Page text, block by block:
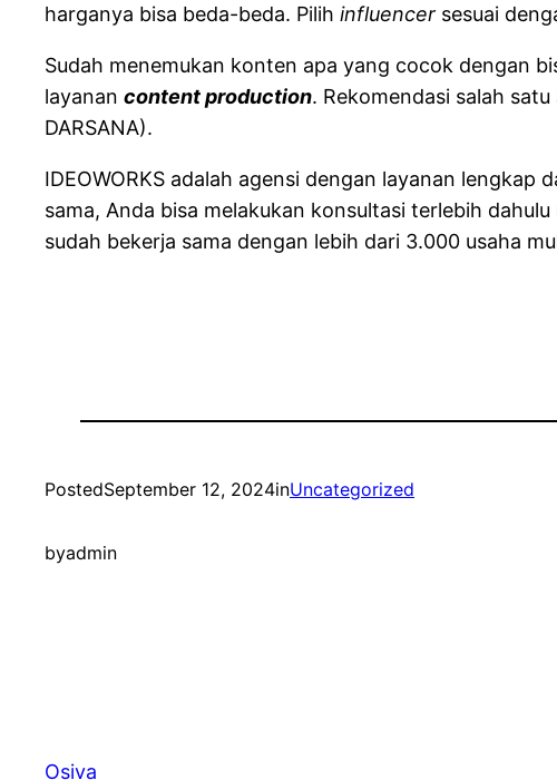
harganya bisa beda-beda. Pilih influencer sesuai
Sudah menemukan konten apa yang cocok dengan
layanan content production. Rekomendasi salah
DARSANA).
IDEOWORKS adalah agensi dengan layanan lengkap
sama, Anda bisa melakukan konsultasi terlebih
sudah bekerja sama dengan lebih dari 3.000 usaha
PostedSeptember 12, 2024inUncategorized
byadmin
Osiva